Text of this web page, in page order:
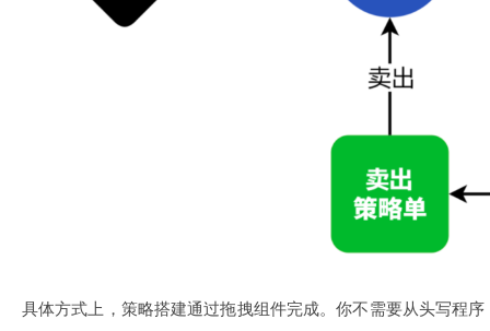
具体方式上，策略搭建通过拖拽组件完成。你不需要从头写程